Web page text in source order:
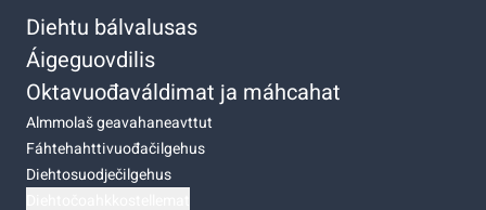
Diehtu bálvalusas
Áigeguovdilis
Oktavuođaváldimat ja máhcahat
Almmolaš geavahaneavttut
Fáhtehahttivuođačilgehus
Diehtosuodječilgehus